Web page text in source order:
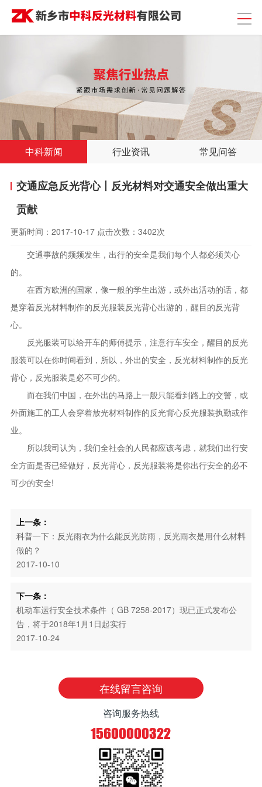
中科新闻 行业资讯 常见问答
交通应急反光背心丨反光材料对交通安全做出重大
贡献
更新时间： 2017-10-17 点击次数： 3402次
交通事故的频频发生，出行的安全是我们每个人都必须关心
的。
在西方欧洲的国家，像一般的学生出游，或外出活动的话，都
是穿着反光材料制作的反光服装反光背心出游的，醒目的反光背
心。
反光服装可以给开车的师傅提示，注意行车安全，醒目的反光
服装可以在你时间看到，所以，外出的安全，反光材料制作的反光
背心，反光服装是必不可少的。
而在我们中国，在外出的马路上一般只能看到路上的交警，或
外面施工的工人会穿着放光材料制作的反光背心反光服装执勤或作
业。
所以我司认为，我们全社会的人民都应该考虑，就我们出行安
全方面是否已经做好，反光背心，反光服装将是你出行安全的必不
可少的安全!
上一条：
科普一下：反光雨衣为什么能反光防雨，反光雨衣是用什么材料
做的？
2017-10-10
下一条：
机动车运行安全技术条件（ GB 7258-2017）现已正式发布公
告，将于2018年1月1日起实行
2017-10-24
在线留言咨询
咨询服务热线
15600000322